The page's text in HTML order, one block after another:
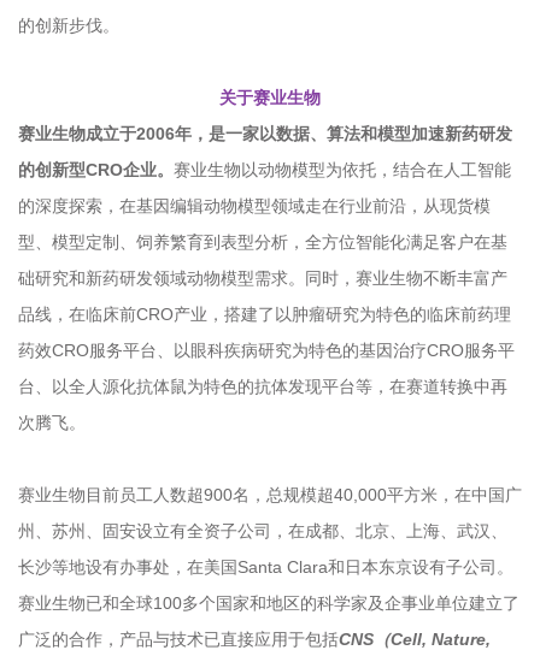
的创新步伐。
关于赛业生物
赛业生物成立于2006年，是一家以数据、算法和模型加速新药研发
的创新型CRO企业。 赛业生物以动物模型为依托，结合在人工智能
的深度探索，在基因编辑动物模型领域走在行业前沿，从现货模
型、模型定制、饲养繁育到表型分析，全方位智能化满足客户在基
础研究和新药研发领域动物模型需求。同时，赛业生物不断丰富产
品线，在临床前CRO产业，搭建了以肿瘤研究为特色的临床前药理
药效CRO服务平台、以眼科疾病研究为特色的基因治疗CRO服务平
台、以全人源化抗体鼠为特色的抗体发现平台等，在赛道转换中再
次腾飞。
赛业生物目前员工人数超900名，总规模超40,000平方米，在中国广
州、苏州、固安设立有全资子公司，在成都、北京、上海、武汉、
长沙等地设有办事处，在美国Santa Clara和日本东京设有子公司。
赛业生物已和全球100多个国家和地区的科学家及企事业单位建立了
广泛的合作，产品与技术已直接应用于包括CNS（Cell, Nature,